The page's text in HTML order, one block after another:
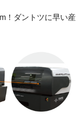
！ダントツに早い産